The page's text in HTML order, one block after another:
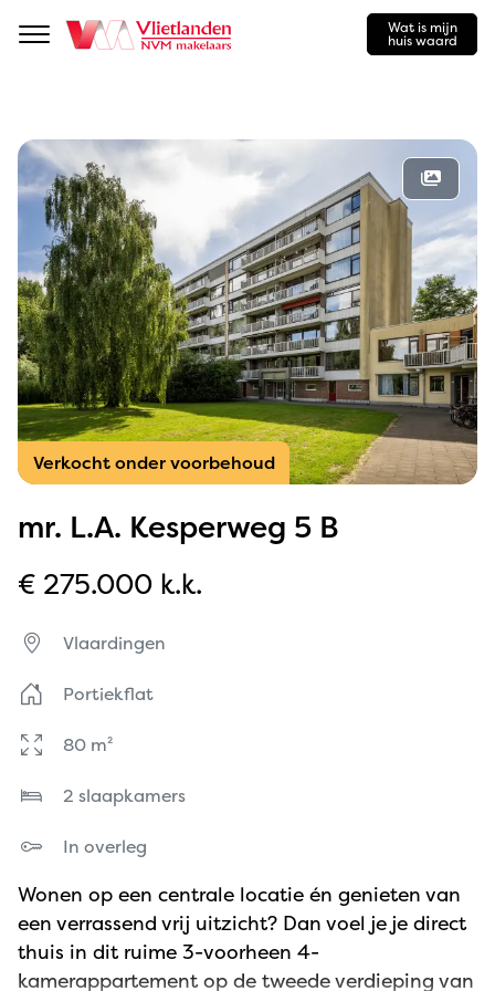
Navigation
Wat is mijn
huis waard
Verkocht onder voorbehoud
mr. L.A. Kesperweg 5 B
€ 275.000 k.k.
Vlaardingen
Portiekflat
80 m²
2 slaapkamers
In overleg
Wonen op een centrale locatie én genieten van
een verrassend vrij uitzicht? Dan voel je je direct
thuis in dit ruime 3-voorheen 4-
kamerappartement op de tweede verdieping van